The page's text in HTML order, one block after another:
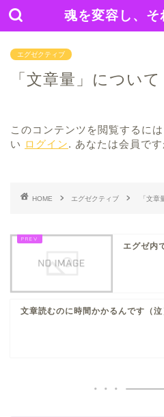
魂を変容し、
エグゼクティブ
「文章量」につい
このコンテンツを閲覧するに
い ログイン. あなたは会員で
HOME エグゼクティブ 「文
エグゼ内
文章読むのに時間かかるんです（泣